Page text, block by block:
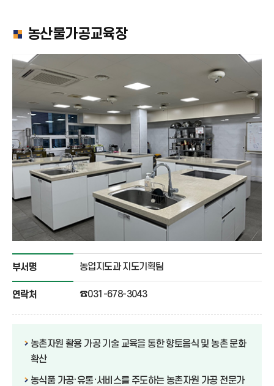
농산물가공교육장
부서명 농업지도과 지도기획팀
연락처 ☎031-678-3043
농촌자원 활용 가공 기술 교육을 통한 향토음식 및 농촌 문화
확산
농식품 가공·유통·서비스를 주도하는 농촌자원 가공 전문가